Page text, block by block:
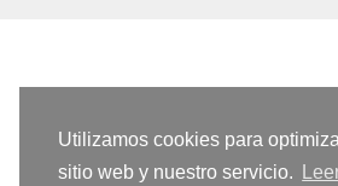
Utilizamos cookies para
sitio web y nuestro servicio.